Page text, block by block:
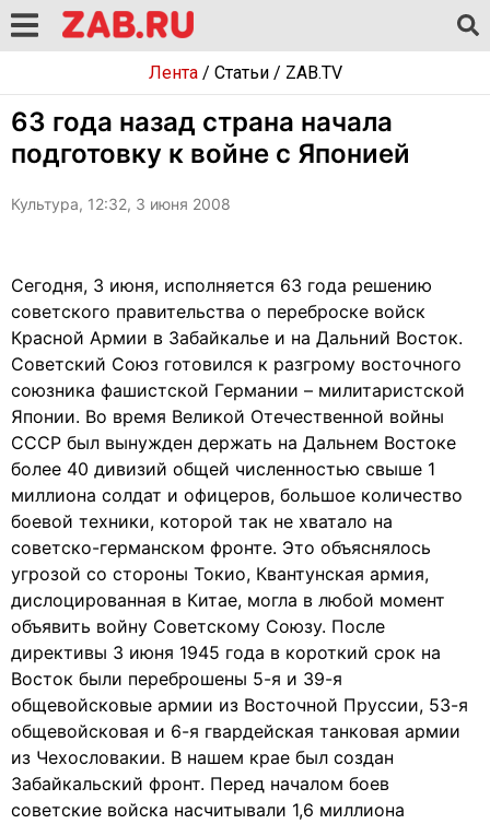
Лента/ Статьи/ ZAB.TV
63 года назад страна начала
подготовку к войне с Японией
Культура, 12:32, 3 июня 2008
Сегодня, 3 июня, исполняется 63 года решению
советского правительства о переброске войск
Красной Армии в Забайкалье и на Дальний Восток.
Советский Союз готовился к разгрому восточного
союзника фашистской Германии – милитаристской
Японии. Во время Великой Отечественной войны
СССР был вынужден держать на Дальнем Востоке
более 40 дивизий общей численностью свыше 1
миллиона солдат и офицеров, большое количество
боевой техники, которой так не хватало на
советско-германском фронте. Это объяснялось
угрозой со стороны Токио, Квантунская армия,
дислоцированная в Китае, могла в любой момент
объявить войну Советскому Союзу. После
директивы 3 июня 1945 года в короткий срок на
Восток были переброшены 5-я и 39-я
общевойсковые армии из Восточной Пруссии, 53-я
общевойсковая и 6-я гвардейская танковая армии
из Чехословакии. В нашем крае был создан
Забайкальский фронт. Перед началом боев
советские войска насчитывали 1,6 миллиона